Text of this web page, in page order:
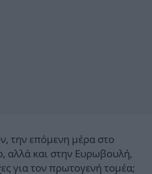
την επόμενη μέρα στο
αλλά και στην Ευρωβουλή,
για τον πρωτογενή τομέα;